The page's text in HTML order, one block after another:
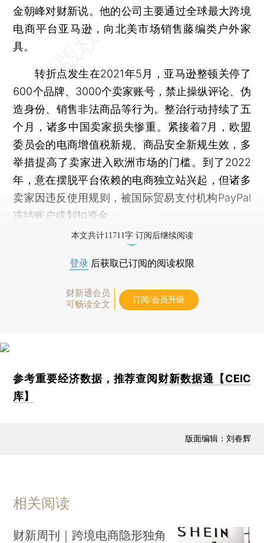
金朝峰对财新说。他的公司主要通过全球最大跨境
电商平台亚马逊，向北美市场销售藤编类户外家
具。
转折点发生在2021年5月，亚马逊整顿关停了
600个品牌、3000个卖家账号，禁止操纵评论、伪
造身份、销售非法商品等行为。整治行动持续了五
个月，诸多中国卖家损失惨重。紧接着7月，欧盟
委员会的电商增值税新规、商品安全新规生效，多
举措提高了卖家进入欧洲市场的门槛。到了2022
年，意在摆脱平台依赖的电商独立站兴起，但诸多
卖家因违反使用规则，被国际贸易支付机构PayPal
冻结账户或划扣资金。
本文共计11711字 订阅后继续阅读
登录 后获取已订阅的阅读权限
财新通会员
可畅读全文
订阅/会员升级
参考重要经济数据，推荐查阅 财新数据通【CEIC
库】
版面编辑：刘春辉
相关阅读
财新周刊｜跨境电商隐形独角